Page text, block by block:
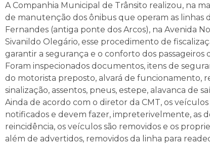
A Companhia Municipal de Trânsito realizou, na
de manutenção dos ônibus que operam as
Fernandes (antiga ponte dos Arcos), na Avenida
Sivanildo Olegário, esse procedimento de
garantir a segurança e o conforto dos passageiros
Foram inspecionados documentos, itens de
do motorista preposto, alvará de funcionamento,
sinalização, assentos, pneus, estepe, alavanca de
Ainda de acordo com o diretor da CMT, os
notificados e devem fazer, impreterivelmente, as
reincidência, os veículos são removidos e os
além de advertidos, removidos da linha para